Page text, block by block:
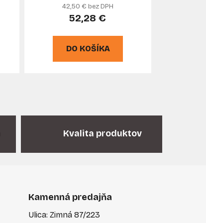
KELTIN
42,50 € bez DPH
52,28 €
DO KOŠÍKA
Kvalita produktov
Kamenná predajňa
Ulica: Zimná 87/223